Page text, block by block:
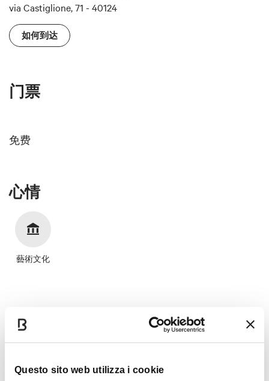
Questo sito web utilizza i cookie
via Castiglione, 71 - 40124
如何到达
门票
免费
心情
藝術文化
时间表
只对预约开放参观，开放时间周五9:00-18:00、周六